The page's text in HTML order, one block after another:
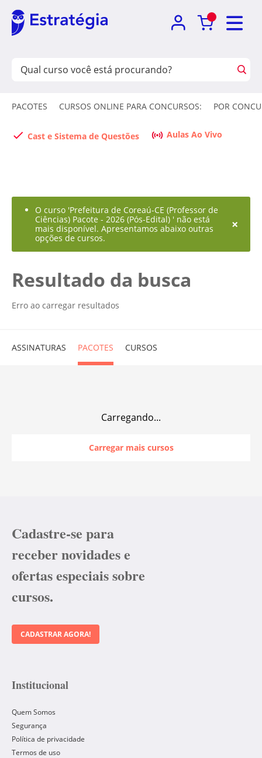
PACOTES CURSOS ONLINE PARA CONCURSOS: POR
Cast e Sistema de Questões Aulas Ao Vivo
O curso 'Prefeitura de Coreaú-CE (Professor de
Ciências) Pacote - 2026 (Pós-Edital) ' não está
mais disponível. Apresentamos abaixo outras
opções de cursos.
×
Resultado da busca
Erro ao carregar resultados
ASSINATURAS PACOTES CURSOS
Carregando...
Carregar mais cursos
Cadastre-se para
receber novidades e
ofertas especiais sobre
cursos.
CADASTRAR AGORA!
Institucional
Quem Somos
Segurança
Política de privacidade
Termos de uso